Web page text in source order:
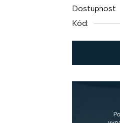
Dostupnost
Kód: